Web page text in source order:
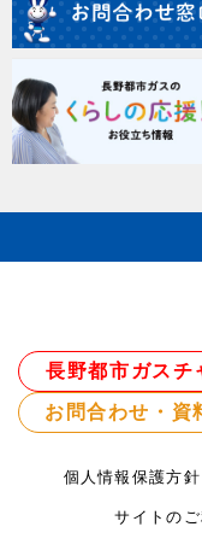
長野都市ガスチ
お問合わせ・資
個人情報保護方針
サイトの